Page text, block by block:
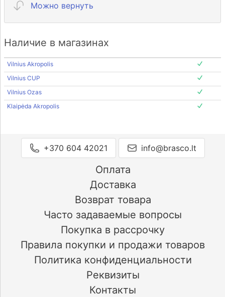
Можно вернуть
Наличие в магазинах
Vilnius Akropolis
Vilnius CUP
Vilnius Ozas
Klaipėda Akropolis
+370 604 42021 info@brasco.lt
Оплата
Доставка
Возврат товара
Часто задаваемые вопросы
Покупка в рассрочку
Правила покупки и продажи товаров
Политика конфиденциальности
Реквизиты
Контакты